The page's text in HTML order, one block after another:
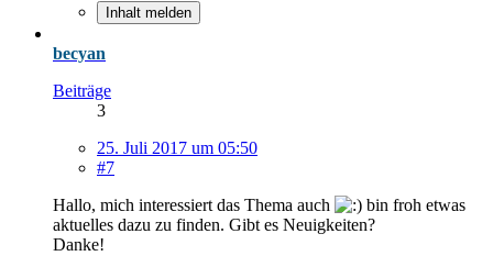
Inhalt melden
becyan
Beiträge
3
25. Juli 2017 um 05:50
#7
Hallo, mich interessiert das Thema auch
bin froh etwas
aktuelles dazu zu finden. Gibt es Neuigkeiten?
Danke!